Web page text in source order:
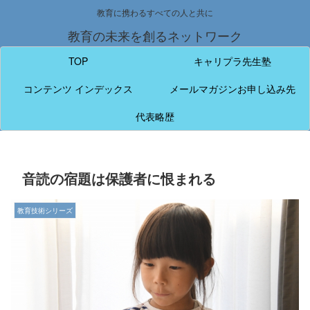
教育に携わるすべての人と共に
教育の未来を創るネットワーク
TOP
キャリプラ先生塾
コンテンツ インデックス
メールマガジンお申し込み先
代表略歴
音読の宿題は保護者に恨まれる
教育技術シリーズ